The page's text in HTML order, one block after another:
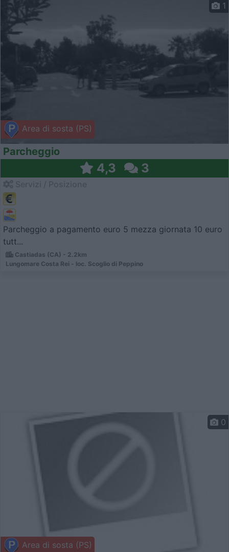
Area di sosta (PS)
1
Parcheggio
4,3 3
Parcheggio a pagamento euro 5 mezza giornata 10 euro
tutt...
Castiadas (CA) - 2.2km
Lungomare Costa Rei - loc. Scoglio di Peppino
Area di sosta (PS)
0